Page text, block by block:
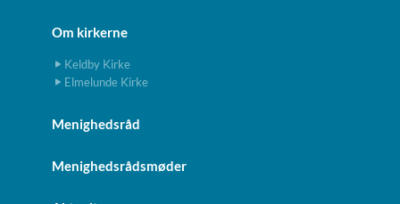
Om kirkerne
Keldby Kirke
Elmelunde Kirke
Menighedsråd
Menighedsrådsmøder